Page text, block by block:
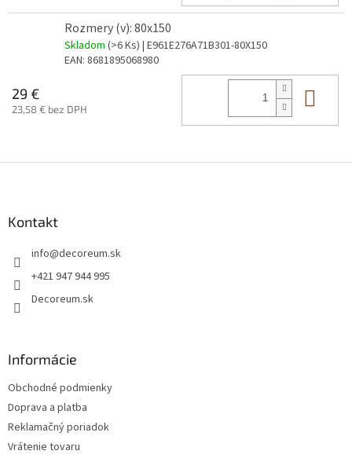
Rozmery (v): 80x150
Skladom (>6 Ks) | E961E276A71B301-80X150
EAN: 8681895068980
29 €
23,58 € bez DPH
Kontakt
info@decoreum.sk
+421 947 944 995
Decoreum.sk
Informácie
Obchodné podmienky
Doprava a platba
Reklamačný poriadok
Vrátenie tovaru